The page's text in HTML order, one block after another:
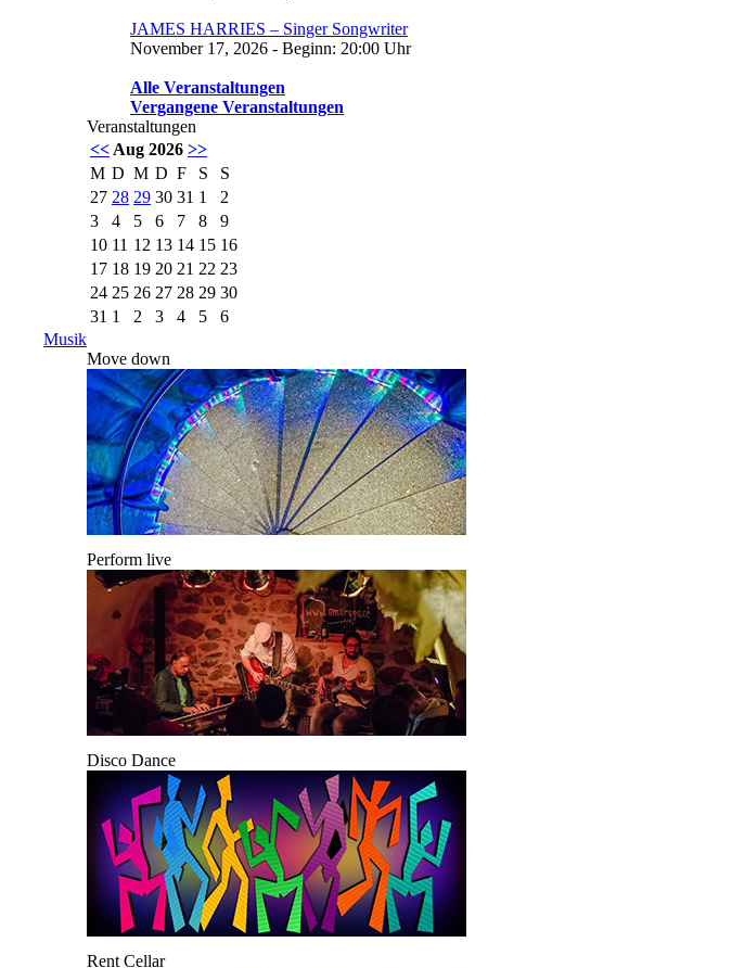
JAMES HARRIES – Singer Songwriter
November 17, 2026 - Beginn: 20:00 Uhr
Alle Veranstaltungen
Vergangene Veranstaltungen
Veranstaltungen
<< Aug 2026 >>
M D M D F S
S
27 28 29 30 31 1
2
3
4 5 6 7 8
9
10 11 12 13 14 15 16
17 18 19 20 21 22 23
24 25 26 27 28 29 30
31 1 2 3 4 5
6
Musik
Move down
Perform live
Disco Dance
Rent Cellar